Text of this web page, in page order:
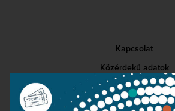
Kapcsolat
Közérdekű adatok
Sajtószoba
Adatvédelem